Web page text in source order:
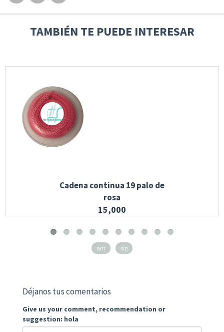
TAMBIÉN TE PUEDE INTERESAR
Cadena continua 19 palo de
rosa
15,000
ant sig
Déjanos tus comentarios
Give us your comment, recommendation or
suggestion: hola